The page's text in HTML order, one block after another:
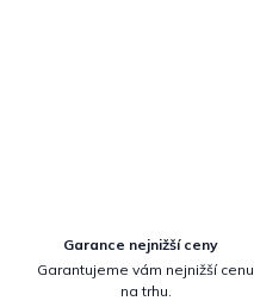
Garance nejnižší ceny
Garantujeme vám nejnižší cenu
na trhu.